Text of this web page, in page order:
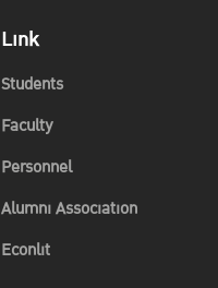
Link
Students
Faculty
Personnel
Alumni Association
Econlit